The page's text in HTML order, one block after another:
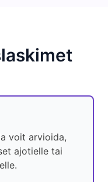
voit arvioida,
ajotielle tai